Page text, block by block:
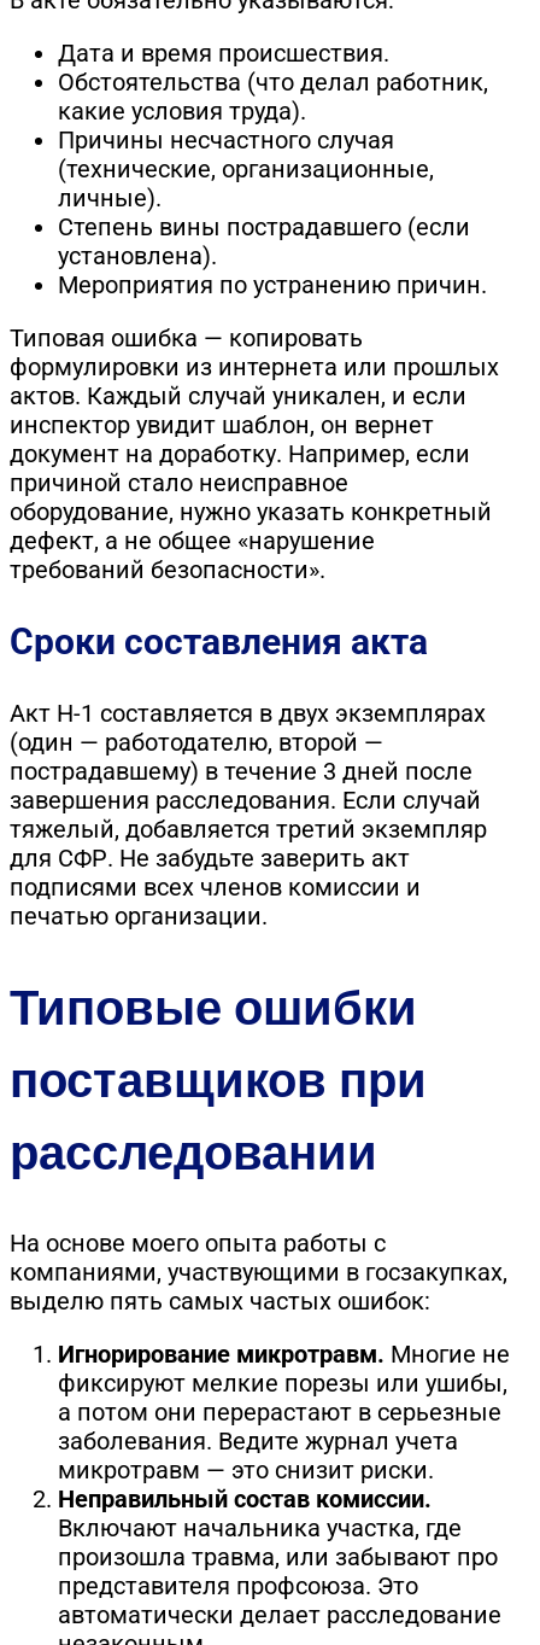
Дата и время происшествия.
Обстоятельства (что делал работник,
какие условия труда).
Причины несчастного случая
(технические, организационные,
личные).
Степень вины пострадавшего (если
установлена).
Мероприятия по устранению причин.
Типовая ошибка — копировать
формулировки из интернета или прошлых
актов. Каждый случай уникален, и если
инспектор увидит шаблон, он вернет
документ на доработку. Например, если
причиной стало неисправное
оборудование, нужно указать конкретный
дефект, а не общее «нарушение
требований безопасности».
Сроки составления акта
Акт Н-1 составляется в двух экземплярах
(один — работодателю, второй —
пострадавшему) в течение 3 дней после
завершения расследования. Если случай
тяжелый, добавляется третий экземпляр
для СФР. Не забудьте заверить акт
подписями всех членов комиссии и
печатью организации.
Типовые ошибки
поставщиков при
расследовании
На основе моего опыта работы с
компаниями, участвующими в госзакупках,
выделю пять самых частых ошибок:
Игнорирование микротравм. Многие не
фиксируют мелкие порезы или ушибы,
а потом они перерастают в серьезные
заболевания. Ведите журнал учета
микротравм — это снизит риски.
Неправильный состав комиссии.
Включают начальника участка, где
произошла травма, или забывают про
представителя профсоюза. Это
автоматически делает расследование